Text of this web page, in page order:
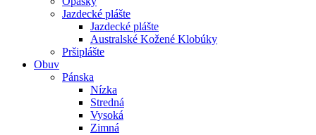
Jazdecké plášte
Jazdecké plášte
Australské Kožené Klobúky
Pršiplášte
Obuv
Pánska
Nízka
Stredná
Vysoká
Zimná